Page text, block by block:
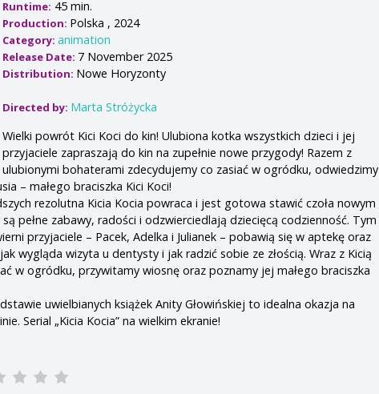
Runtime: 45 min.
Production: Polska , 2024
Category:animation
Release Date: 7 November 2025
Distribution: Nowe Horyzonty
Directed by: Marta Stróżycka
Wielki powrót Kici Koci do kin! Ulubiona kotka wszystkich dzieci i jej
przyjaciele zapraszają do kin na zupełnie nowe przygody! Razem z
ulubionymi bohaterami zdecydujemy co zasiać w ogródku, odwiedzimy
– małego braciszka Kici Koci!
rezolutna Kicia Kocia powraca i jest gotowa stawić czoła nowym
pełne zabawy, radości i odzwierciedlają dziecięcą codzienność. Tym
przyjaciele – Pacek, Adelka i Julianek – pobawią się w aptekę oraz
wygląda wizyta u dentysty i jak radzić sobie ze złością. Wraz z Kicią
w ogródku, przywitamy wiosnę oraz poznamy jej małego braciszka
uwielbianych książek Anity Głowińskiej to idealna okazja na
Serial „Kicia Kocia” na wielkim ekranie!